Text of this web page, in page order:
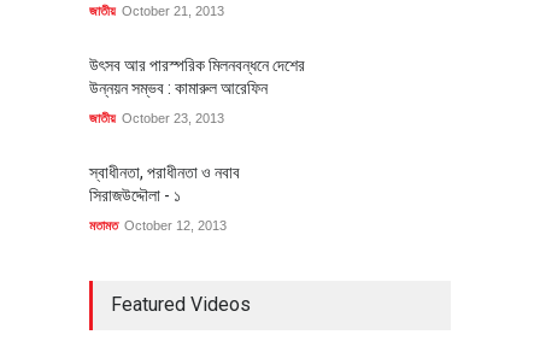
জাতীয় October 21, 2013
উৎসব আর পারস্পরিক মিলনবন্ধনে দেশের
উন্নয়ন সম্ভব : কামারুল আরেফিন
জাতীয় October 23, 2013
স্বাধীনতা, পরাধীনতা ও নবাব
সিরাজউদ্দৌলা - ১
মতামত October 12, 2013
Featured Videos